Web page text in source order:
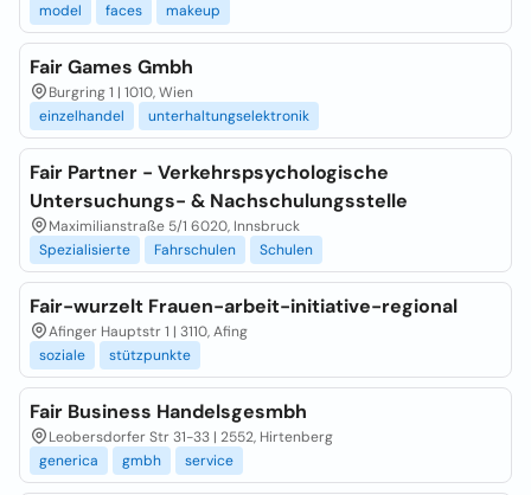
model
faces makeup
Fair Games Gmbh
Burgring 1 | 1010, Wien
einzelhandel
unterhaltungselektronik
Fair Partner - Verkehrspsychologische
Untersuchungs- & Nachschulungsstelle
Maximilianstraße 5/1 6020, Innsbruck
Spezialisierte
Fahrschulen Schulen
Fair-wurzelt Frauen-arbeit-initiative-regional
Afinger Hauptstr 1 | 3110, Afing
soziale
stützpunkte
Fair Business Handelsgesmbh
Leobersdorfer Str 31-33 | 2552, Hirtenberg
generica
gmbh service